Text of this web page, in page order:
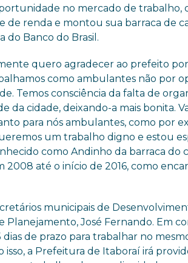
no mercado de trabalho,
de renda e montou sua barraca de
do Banco do Brasil.
quero agradecer ao prefeito
como ambulantes não por
Temos consciência da falta de
da cidade, deixando-a mais bonita.
para nós ambulantes, como por
um trabalho digno e estou
como Andinho da barraca do
até o início de 2016, como
municipais de
José Fernando. Em
de prazo para trabalhar no
a Prefeitura de Itaboraí irá